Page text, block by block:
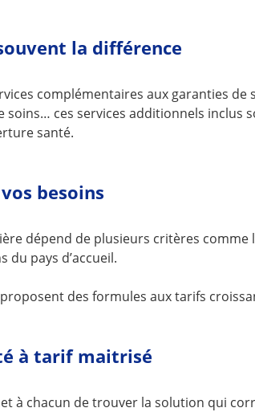
la différence
complémentaires aux garanties
soins… ces services additionnels
santé.
besoins
dépend de plusieurs critères comme
du pays d’accueil.
des formules aux tarifs
à tarif maitrisé
à chacun de trouver la solution qui